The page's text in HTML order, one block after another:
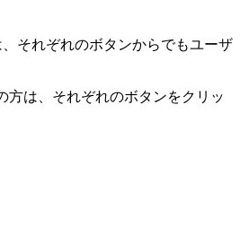
それぞれのボタンからでもユーザ
方は、それぞれのボタンをクリッ